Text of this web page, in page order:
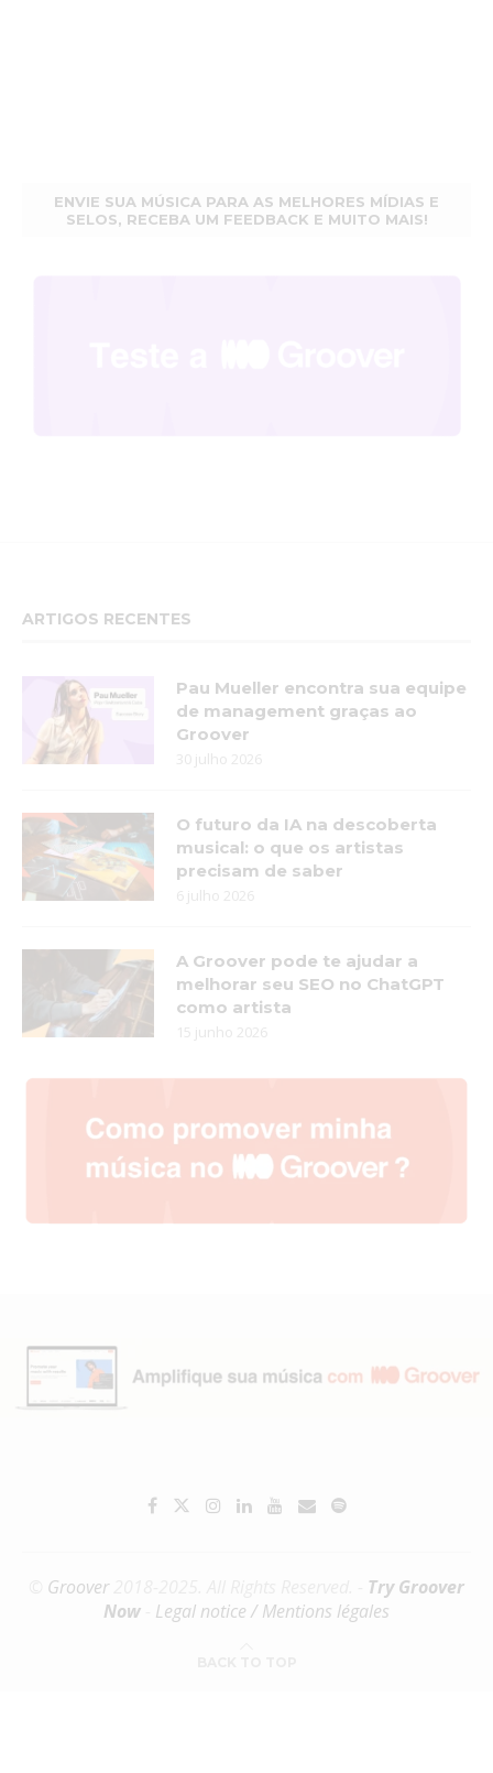
ENVIE SUA MÚSICA PARA AS MELHORES MÍDIAS E
SELOS, RECEBA UM FEEDBACK E MUITO MAIS!
ARTIGOS RECENTES
Pau Mueller encontra sua equipe
de management graças ao
Groover
30 julho 2026
O futuro da IA na descoberta
musical: o que os artistas
precisam de saber
6 julho 2026
A Groover pode te ajudar a
melhorar seu SEO no ChatGPT
como artista
15 junho 2026
Groover2018-2025. All Rights Reserved. - Try Groover
Now
Legal notice / Mentions légales